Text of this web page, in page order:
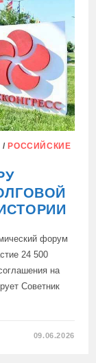
/РОССИЙСКИЕ
форум
24 500
на
Советник
09.06.2026